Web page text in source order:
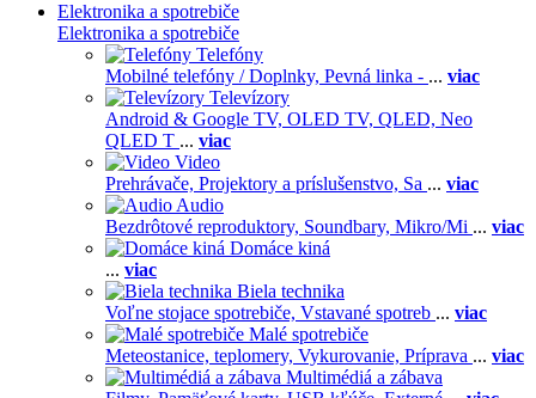
Elektronika a spotrebiče
Elektronika a spotrebiče
Telefóny
Mobilné telefóny / Doplnky, Pevná linka - ... viac
Televízory
Android & Google TV, OLED TV, QLED, Neo
QLED T ... viac
Video
Prehrávače, Projektory a príslušenstvo, Sa ... viac
Audio
Bezdrôtové reproduktory, Soundbary, Mikro/Mi ... viac
Domáce kiná
... viac
Biela technika
Voľne stojace spotrebiče, Vstavané spotreb ... viac
Malé spotrebiče
Meteostanice, teplomery, Vykurovanie, Príprava ... viac
Multimédiá a zábava